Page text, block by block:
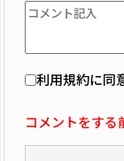
利用規約に同
コメントをする